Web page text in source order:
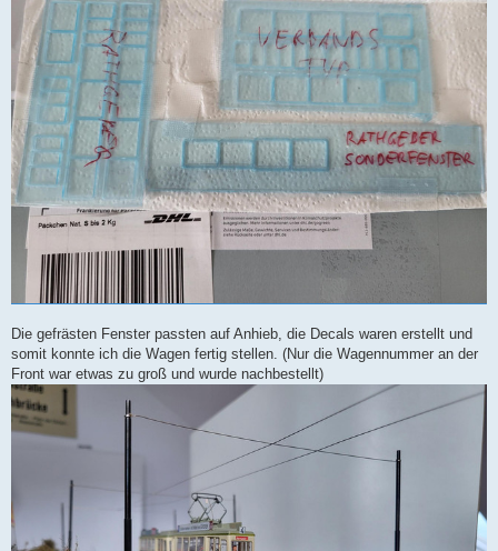
Die gefrästen Fenster passten auf Anhieb, die Decals waren erstellt und
somit konnte ich die Wagen fertig stellen. (Nur die Wagennummer an der
Front war etwas zu groß und wurde nachbestellt)